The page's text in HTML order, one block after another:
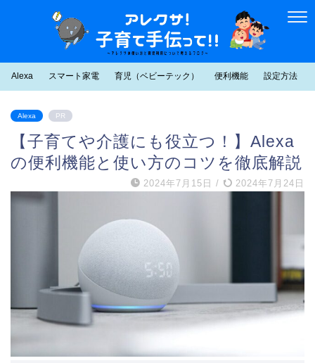
Alexa スマート家電 育児（ベビーテック） 便利機能 設定方法
Alexa PR
【子育てや介護にも役立つ！】Alexa
の便利機能と使い方のコツを徹底解説
2024年7月15日 / 2024年7月24日